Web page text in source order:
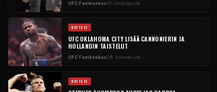
UFCFanikeskus30. toukokuuta
UUTISET
UFCOKLAHOMA CITY LISÄÄ CANNONIERIN JA
HOLLANDIN TAISTELUT
UFCFanikeskus29. toukokuuta
UUTISET